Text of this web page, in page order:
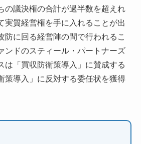
の議決権の合計が過半数を超えれ
実質経営権を手に入れることが出
に回る経営陣の間で行われるこ
ンドのスティール・パートナーズ
は「買収防衛策導入」に賛成する
策導入」に反対する委任状を獲得